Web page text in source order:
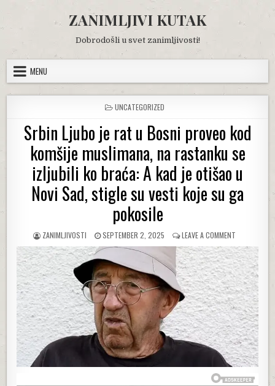
content
ZANIMLJIVI KUTAK
Dobrodošli u svet zanimljivosti!
MENU
POSTED
IN
UNCATEGORIZED
Srbin Ljubo je rat u Bosni proveo kod
komšije muslimana, na rastanku se
izljubili ko braća: A kad je otišao u
Novi Sad, stigle su vesti koje su ga
pokosile
AUTHOR:
ZANIMLJIVOSTI
PUBLISHED
DATE:
SEPTEMBER 2, 2025 LEAVE A COMMENT
SRBIN
LJUBO
JE
RAT
U
BOSNI
PROVEO
KOD
KOMŠIJE
MUSLIMANA,
NA
RASTANKU
SE
IZLJUBILI